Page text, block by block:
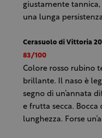
giustamente
una lunga
Cerasuolo di Vittoria
83/100
Colore rosso rubino
brillante. Il naso è
segno di un’annata
e frutta secca.
lunghezza. Forse